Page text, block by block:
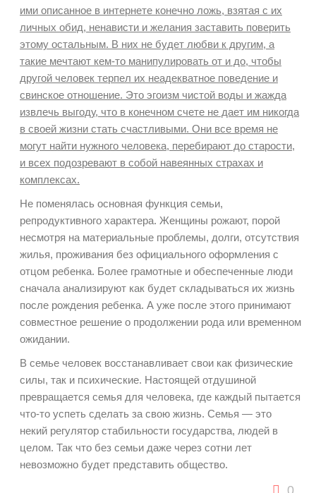
ими описанное в интернете конечно ложь, взятая с их
личных обид, ненависти и желания заставить поверить
этому остальным. В них не будет любви к другим, а
такие мечтают кем-то манипулировать от и до, чтобы
другой человек терпел их неадекватное поведение и
свинское отношение. Это эгоизм чистой воды и жажда
извлечь выгоду, что в конечном счете не дает им никогда
в своей жизни стать счастливыми. Они все время не
могут найти нужного человека, перебирают до старости,
и всех подозревают в собой навеянных страхах и
комплексах.
Не поменялась основная функция семьи,
репродуктивного характера. Женщины рожают, порой
несмотря на материальные проблемы, долги, отсутствия
жилья, проживания без официального оформления с
отцом ребенка. Более грамотные и обеспеченные люди
сначала анализируют как будет складываться их жизнь
после рождения ребенка. А уже после этого принимают
совместное решение о продолжении рода или временном
ожидании.
В семье человек восстанавливает свои как физические
силы, так и психические. Настоящей отдушиной
превращается семья для человека, где каждый пытается
что-то успеть сделать за свою жизнь. Семья — это
некий регулятор стабильности государства, людей в
целом. Так что без семьи даже через сотни лет
невозможно будет представить общество.
0